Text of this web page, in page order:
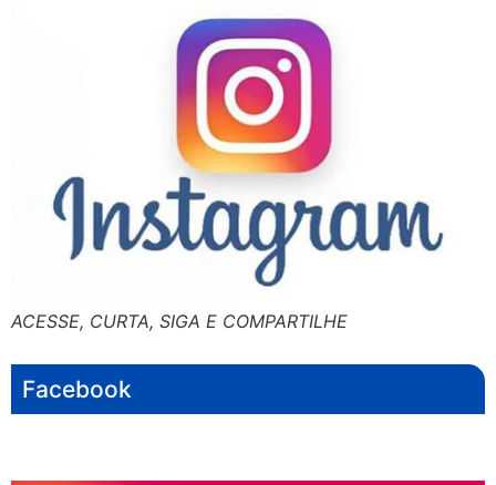
ACESSE, CURTA, SIGA E COMPARTILHE
Facebook